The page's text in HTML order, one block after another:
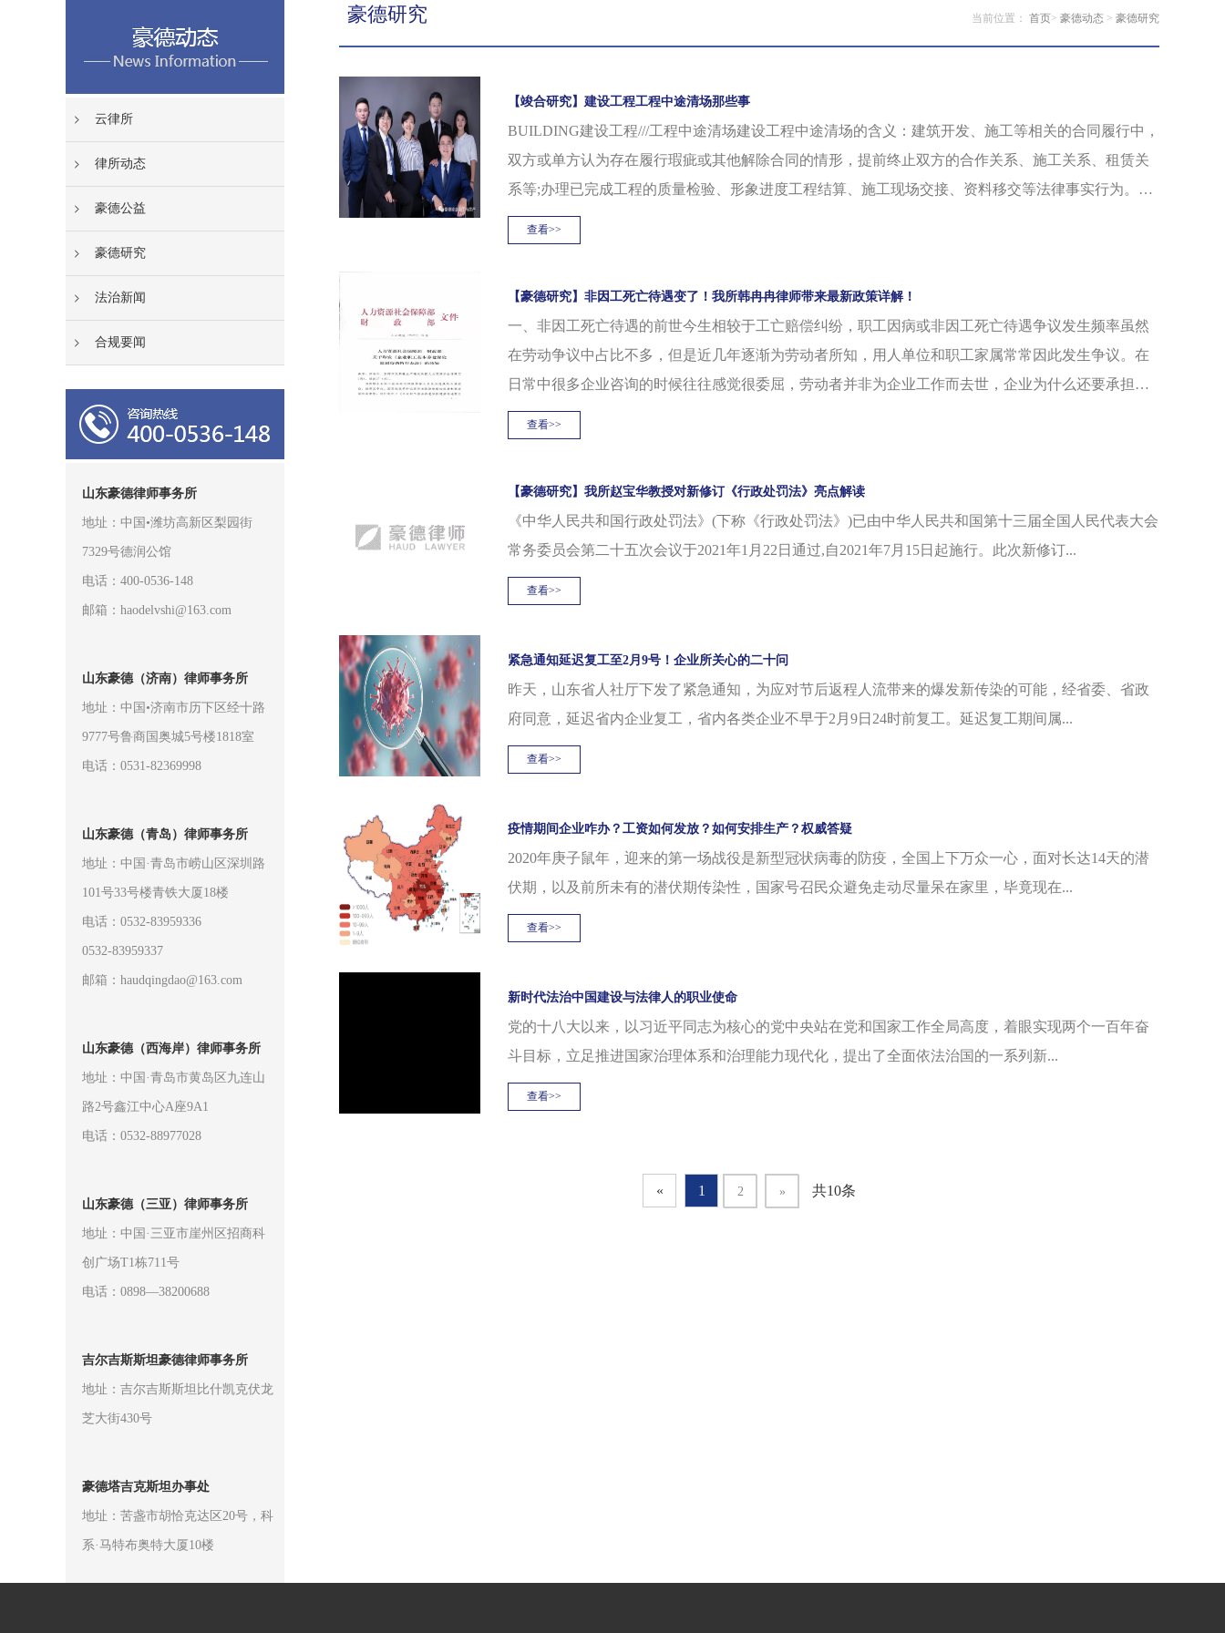
云律所
律所动态
豪德公益
豪德研究
法治新闻
合规要闻
山东豪德律师事务所
地址：中国•潍坊高新区梨园街
7329号德润公馆
电话：400-0536-148
邮箱：haodelvshi@163.com
山东豪德（济南）律师事务所
地址：中国•济南市历下区经十路
9777号鲁商国奥城5号楼1818室
电话：0531-82369998
山东豪德（青岛）律师事务所
地址：中国·青岛市崂山区深圳路
101号33号楼青铁大厦18楼
电话：0532-83959336
0532-83959337
邮箱：haudqingdao@163.com
山东豪德（西海岸）律师事务所
地址：中国·青岛市黄岛区九连山
路2号鑫江中心A座9A1
电话：0532-88977028
山东豪德（三亚）律师事务所
地址：中国·三亚市崖州区招商科
创广场T1栋711号
电话：0898—38200688
吉尔吉斯斯坦豪德律师事务所
地址：吉尔吉斯斯坦比什凯克伏龙
芝大街430号
豪德塔吉克斯坦办事处
地址：苦盏市胡恰克达区20号，科
系·马特布奥特大厦10楼
豪德研究 当前位置： 首页> 豪德动态 > 豪德研究
【竣合研究】建设工程工程中途清场那些事
BUILDING建设工程///工程中途清场建设工程中途清场的含义：建筑开发、施工等相关的合同履行中，
双方或单方认为存在履行瑕疵或其他解除合同的情形，提前终止双方的合作关系、施工关系、租赁关
系等;办理已完成工程的质量检验、形象进度工程结算、施工现场交接、资料移交等法律事实行为。中
途解除合同的情形：1.双方协商解除合同2.任何一方当事人在满足约定的条件下行使解除合同的权利而
解除合同3.任何一方当事人在法定的条件......
查看>>
【豪德研究】非因工死亡待遇变了！我所韩冉冉律师带来最新政策详解！
一、非因工死亡待遇的前世今生相较于工亡赔偿纠纷，职工因病或非因工死亡待遇争议发生频率虽然
在劳动争议中占比不多，但是近几年逐渐为劳动者所知，用人单位和职工家属常常因此发生争议。在
日常中很多企业咨询的时候往往感觉很委屈，劳动者并非为企业工作而去世，企业为什么还要承担金
钱上的责任呢？关于非因工死亡待遇可追溯最早的法律法规应该是1951年《劳动保险条例》了，此后
全国各省级的劳动行政部门也出具了规范性文件，但是......
查看>>
【豪德研究】我所赵宝华教授对新修订《行政处罚法》亮点解读
《中华人民共和国行政处罚法》(下称《行政处罚法》)已由中华人民共和国第十三届全国人民代表大会
常务委员会第二十五次会议于2021年1月22日通过,自2021年7月15日起施行。此次新修订...
查看>>
紧急通知延迟复工至2月9号！企业所关心的二十问
昨天，山东省人社厅下发了紧急通知，为应对节后返程人流带来的爆发新传染的可能，经省委、省政
府同意，延迟省内企业复工，省内各类企业不早于2月9日24时前复工。延迟复工期间属...
查看>>
疫情期间企业咋办？工资如何发放？如何安排生产？权威答疑
2020年庚子鼠年，迎来的第一场战役是新型冠状病毒的防疫，全国上下万众一心，面对长达14天的潜
伏期，以及前所未有的潜伏期传染性，国家号召民众避免走动尽量呆在家里，毕竟现在...
查看>>
新时代法治中国建设与法律人的职业使命
党的十八大以来，以习近平同志为核心的党中央站在党和国家工作全局高度，着眼实现两个一百年奋
斗目标，立足推进国家治理体系和治理能力现代化，提出了全面依法治国的一系列新...
查看>>
« 1 2 » 共10条